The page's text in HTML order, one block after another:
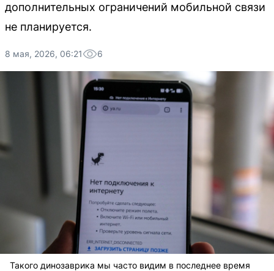
дополнительных ограничений мобильной связи
не планируется.
8 мая, 2026, 06:21 6
Такого динозаврика мы часто видим в последнее время